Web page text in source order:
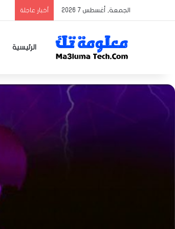
الجمعة, أغسطس 7 2026 أخبار عاجلة
الرئيسية